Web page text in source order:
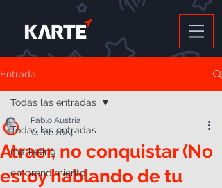
Entrada
Todas las entradas
marketing
emprendimiento
Todas las entradas
Atraer, no conquistar (No
estoy hablando de tu
Pablo Austria
14 feb 2024